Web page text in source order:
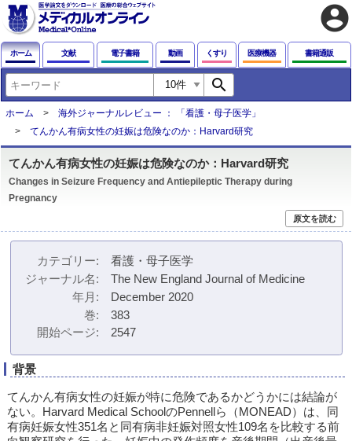
account_circle
ホーム 文献 電子書籍 動画 くすり 医療機器 書籍通販
search
ホーム
海外ジャーナルレビュー ： 「看護・母子医学」
てんかん有病女性の妊娠は危険なのか：Harvard研究
てんかん有病女性の妊娠は危険なのか：Harvard研究
Changes in Seizure Frequency and Antiepileptic Therapy during
Pregnancy
原文を読む
カテゴリー
看護・母子医学
ジャーナル名
The New England Journal of Medicine
年月
December 2020
巻
383
開始ページ
2547
背景
てんかん有病女性の妊娠が特に危険であるかどうかには結論が
ない。Harvard Medical SchoolのPennellら（MONEAD）は、同
有病妊娠女性351名と同有病非妊娠対照女性109名を比較する前